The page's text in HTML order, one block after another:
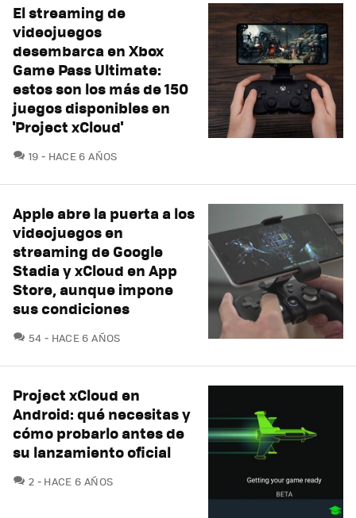
El streaming de
videojuegos
desembarca en Xbox
Game Pass Ultimate:
estos son los más de 150
juegos disponibles en
'Project xCloud'
19 COMENTARIOS
HACE 6 AÑOS
Apple abre la puerta a los
videojuegos en
streaming de Google
Stadia y xCloud en App
Store, aunque impone
sus condiciones
54 COMENTARIOS
HACE 6 AÑOS
Project xCloud en
Android: qué necesitas y
cómo probarlo antes de
su lanzamiento oficial
2 COMENTARIOS
HACE 6 AÑOS